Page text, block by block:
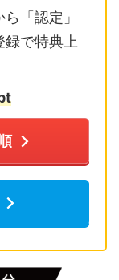
「認定」
録で特典上